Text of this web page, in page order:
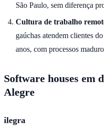
São Paulo, sem diferença
Cultura de trabalho
gaúchas atendem clientes
anos, com processos
Software houses em
Alegre
ilegra